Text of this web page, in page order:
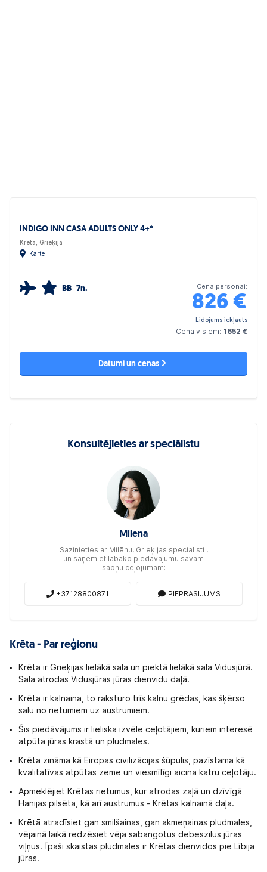
INDIGO INN CASA ADULTS ONLY 4+*
Krēta, Grieķija
Karte
BB 7n. Cena personai:
826 €
Lidojums iekļauts
Cena visiem: 1652 €
Datumi un cenas
Konsultējieties ar speciālistu
Milena
Sazinieties ar Milēnu, Grieķijas specialisti ,
un saņemiet labāko piedāvājumu savam
sapņu ceļojumam:
+37128800871 PIEPRASĪJUMS
Krēta - Par reģionu
Krēta ir Grieķijas lielākā sala un piektā lielākā sala Vidusjūrā.
Sala atrodas Vidusjūras jūras dienvidu daļā.
Krēta ir kalnaina, to raksturo trīs kalnu grēdas, kas šķērso
salu no rietumiem uz austrumiem.
Šis piedāvājums ir lieliska izvēle ceļotājiem, kuriem interesē
atpūta jūras krastā un pludmales.
Krēta zināma kā Eiropas civilizācijas šūpulis, pazīstama kā
kvalitatīvas atpūtas zeme un viesmīlīgi aicina katru ceļotāju.
Apmeklējiet Krētas rietumus, kur atrodas zaļā un dzīvīgā
Hanijas pilsēta, kā arī austrumus - Krētas kalnainā daļa.
Krētā atradīsiet gan smilšainas, gan akmeņainas pludmales,
vējainā laikā redzēsiet vēja sabangotus debeszilus jūras
viļņus. Īpaši skaistas pludmales ir Krētas dienvidos pie Lībija
jūras.